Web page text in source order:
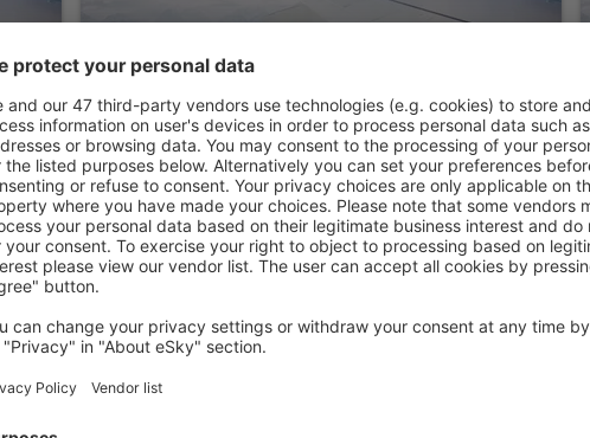
The Westin O'Hare
Rosemont, 14 august 2026, 2 nopți
ROSEMONT